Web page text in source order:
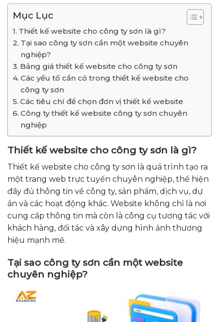
Mục Lục
Thiết kế website cho công ty sơn là gì?
Tại sao công ty sơn cần một website chuyên
nghiệp?
Bảng giá thiết kế website cho công ty sơn
Các yếu tố cần có trong thiết kế website cho
công ty sơn
Các tiêu chí để chọn đơn vị thiết kế website
Công ty thiết kế website công ty sơn chuyên
nghiệp
Thiết kế website cho công ty sơn là gì?
Thiết kế website cho công ty sơn là quá trình tạo ra
một trang web trực tuyến chuyên nghiệp, thể hiện
đầy đủ thông tin về công ty, sản phẩm, dịch vụ, dự
án và các hoạt động khác. Website không chỉ là nơi
cung cấp thông tin mà còn là công cụ tương tác với
khách hàng, đối tác và xây dựng hình ảnh thương
hiệu mạnh mẽ.
Tại sao công ty sơn cần một website
chuyên nghiệp?